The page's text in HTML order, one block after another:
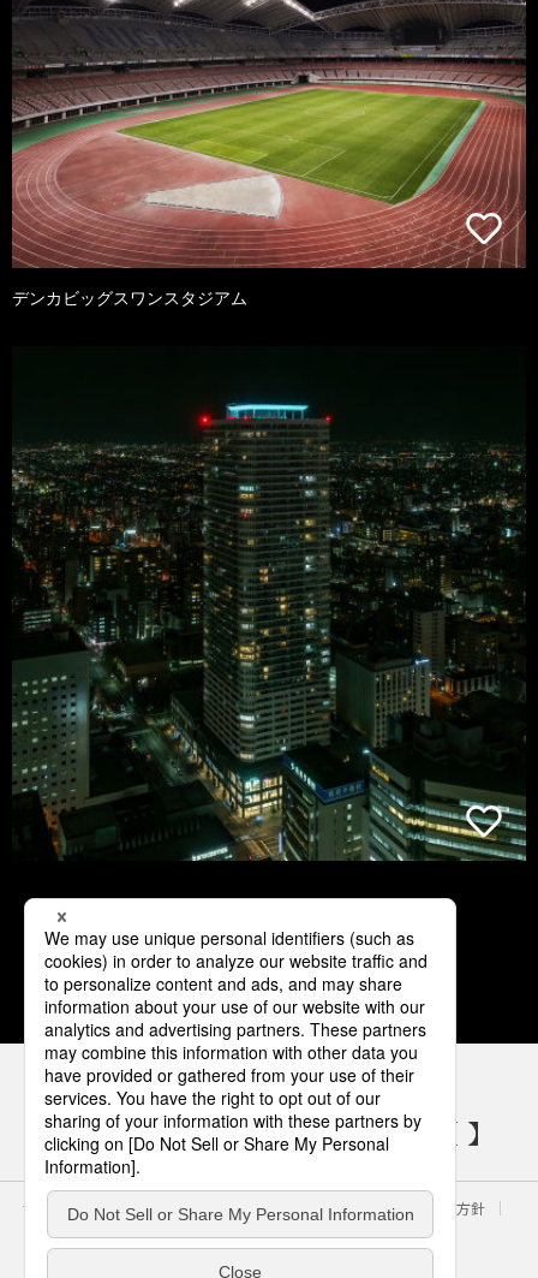
デンカビッグスワンスタジアム
1 2 3 4 5
パナソニックの電気設備 SNSアカウント
サイトのご利用にあたって クッキーポリシー
個人情報保護方針
パナソニック ホールディングス
Area/Country